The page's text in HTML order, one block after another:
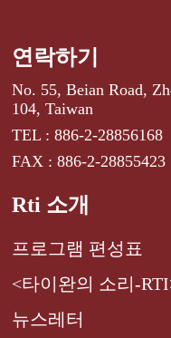
연락하기
No. 55, Beian Road,
104, Taiwan
TEL : 886-2-28856168
FAX : 886-2-28855423
Rti 소개
프로그램 편성표
<타이완의 소리-
뉴스레터